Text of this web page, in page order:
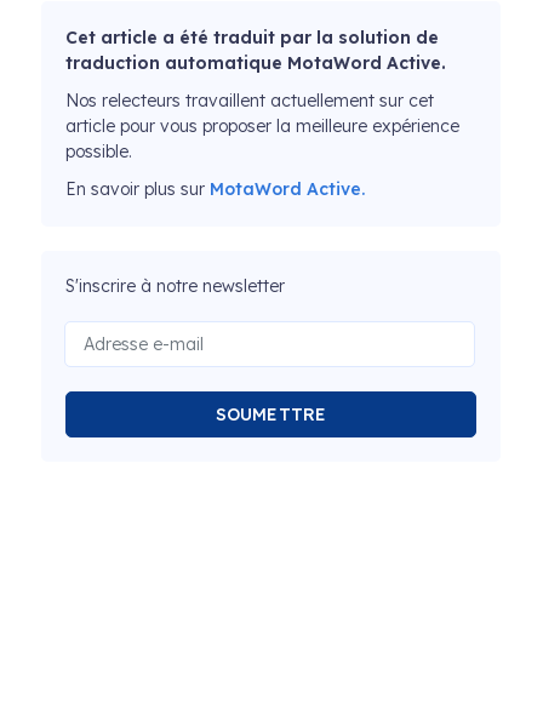
Cet article a été traduit par la solution de
traduction automatique MotaWord Active.
Nos relecteurs travaillent actuellement sur cet
article pour vous proposer la meilleure expérience
possible.
En savoir plus sur MotaWord Active.
S'inscrire à notre newsletter
SOUMETTRE